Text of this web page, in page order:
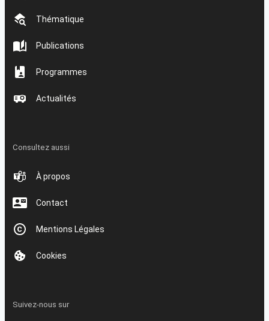
Thématique
Publications
Programmes
Actualités
Consultez aussi
À propos
Contact
Mentions Légales
Cookies
Suivez-nous sur